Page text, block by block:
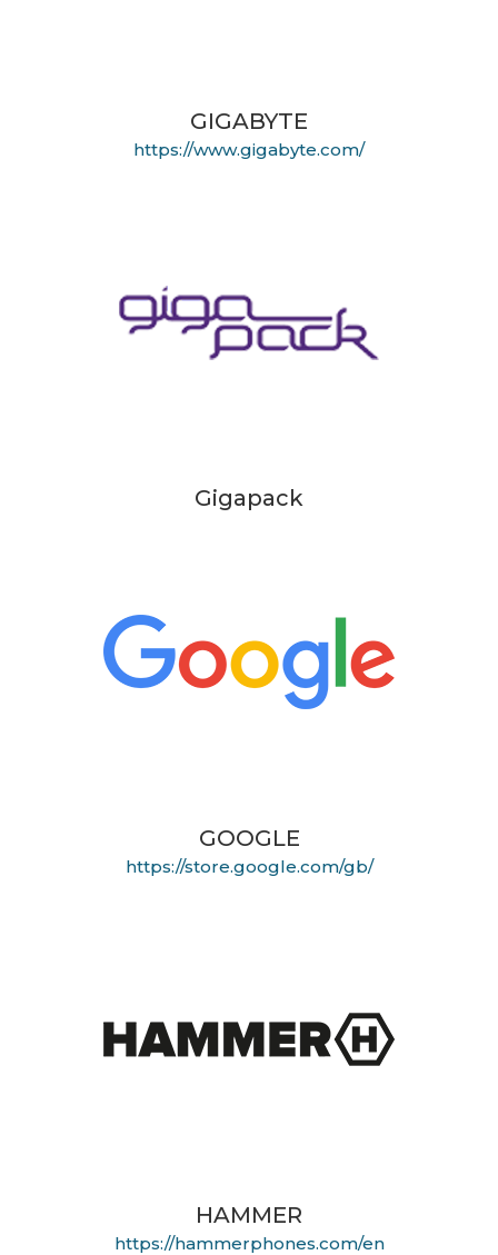
GIGABYTE
https://www.gigabyte.com/
Gigapack
GOOGLE
https://store.google.com/gb/
HAMMER
https://hammerphones.com/en